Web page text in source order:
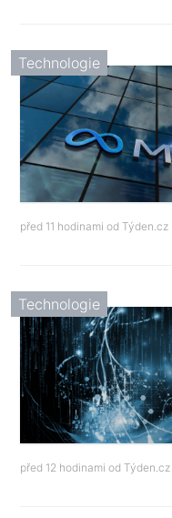
Technologie
před 11 hodinami od Týden.cz
Technologie
před 12 hodinami od Týden.cz